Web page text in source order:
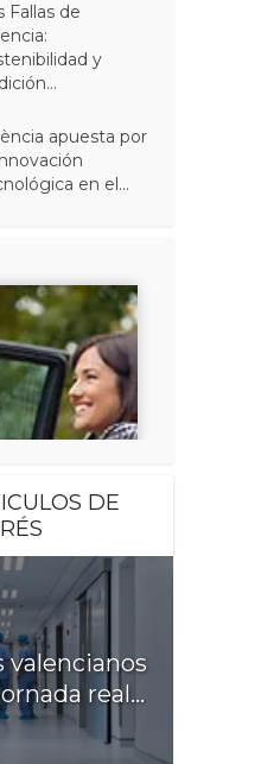
Fallas de
y
apuesta por
en el...
DE
valencianos
real...